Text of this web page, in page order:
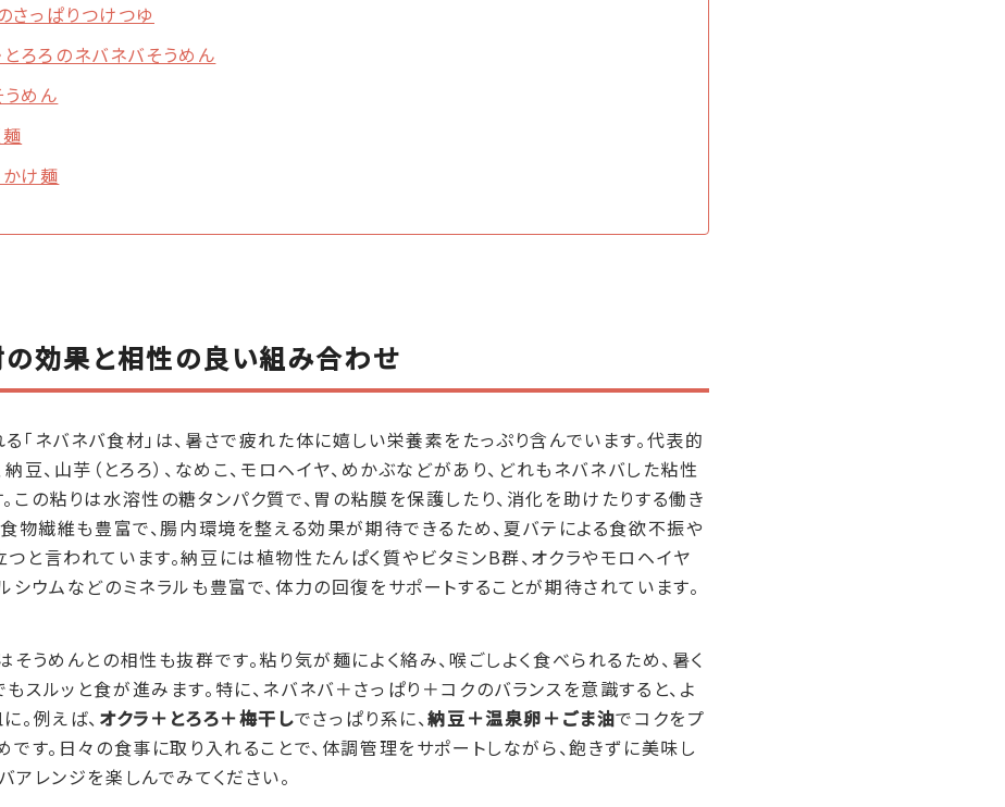
さっぱりつけつゆ
とろろのネバネバそうめん
めん
け麺
効果と相性の良い組み合わせ
「ネバネバ食材」は、暑さで疲れた体に嬉しい栄養素をたっぷり含んでいます。代表的
豆、山芋（とろろ）、なめこ、モロヘイヤ、めかぶなどがあり、どれもネバネバした粘性
この粘りは水溶性の糖タンパク質で、胃の粘膜を保護したり、消化を助けたりする働き
食物繊維も豊富で、腸内環境を整える効果が期待できるため、夏バテによる食欲不振や
と言われています。納豆には植物性たんぱく質やビタミンB群、オクラやモロヘイヤ
シウムなどのミネラルも豊富で、体力の回復をサポートすることが期待されています。
そうめんとの相性も抜群です。粘り気が麺によく絡み、喉ごしよく食べられるため、暑く
スルッと食が進みます。特に、ネバネバ＋さっぱり＋コクのバランスを意識すると、よ
。例えば、 オクラ＋とろろ＋梅干しでさっぱり系に、納豆＋温泉卵＋ごま油でコクをプ
です。日々の食事に取り入れることで、体調管理をサポートしながら、飽きずに美味し
アレンジを楽しんでみてください。